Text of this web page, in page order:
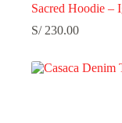
Sacred Hoodie –
S/230.00